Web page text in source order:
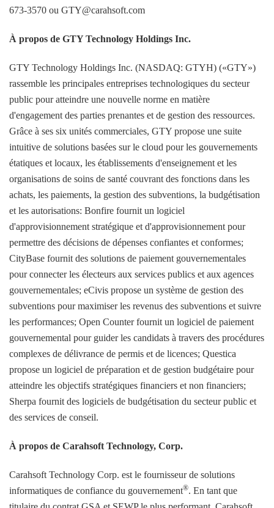
673-3570 ou GTY@carahsoft.com
À propos de GTY Technology Holdings Inc.
GTY Technology Holdings Inc. (NASDAQ: GTYH) («GTY»)
rassemble les principales entreprises technologiques du secteur
public pour atteindre une nouvelle norme en matière
d'engagement des parties prenantes et de gestion des ressources.
Grâce à ses six unités commerciales, GTY propose une suite
intuitive de solutions basées sur le cloud pour les gouvernements
étatiques et locaux, les établissements d'enseignement et les
organisations de soins de santé couvrant des fonctions dans les
achats, les paiements, la gestion des subventions, la budgétisation
et les autorisations: Bonfire fournit un logiciel
d'approvisionnement stratégique et d'approvisionnement pour
permettre des décisions de dépenses confiantes et conformes;
CityBase fournit des solutions de paiement gouvernementales
pour connecter les électeurs aux services publics et aux agences
gouvernementales; eCivis propose un système de gestion des
subventions pour maximiser les revenus des subventions et suivre
les performances; Open Counter fournit un logiciel de paiement
gouvernemental pour guider les candidats à travers des procédures
complexes de délivrance de permis et de licences; Questica
propose un logiciel de préparation et de gestion budgétaire pour
atteindre les objectifs stratégiques financiers et non financiers;
Sherpa fournit des logiciels de budgétisation du secteur public et
des services de conseil.
À propos de Carahsoft Technology, Corp.
Carahsoft Technology Corp. est le fournisseur de solutions
informatiques de confiance du gouvernement®. En tant que